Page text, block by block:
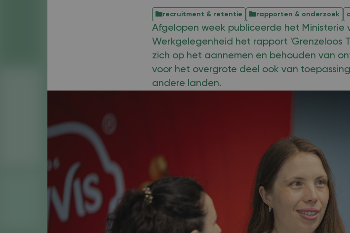
recruitment & retentie rapporten & onderzoek
Afgelopen week publiceerde het Ministerie
Werkgelegenheid het rapport 'Grenzeloos
zich op het aannemen en behouden van
voor het overgrote deel ook van
andere landen.